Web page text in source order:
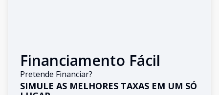
Financiamento Fácil
Pretende Financiar?
SIMULE AS MELHORES TAXAS EM UM SÓ